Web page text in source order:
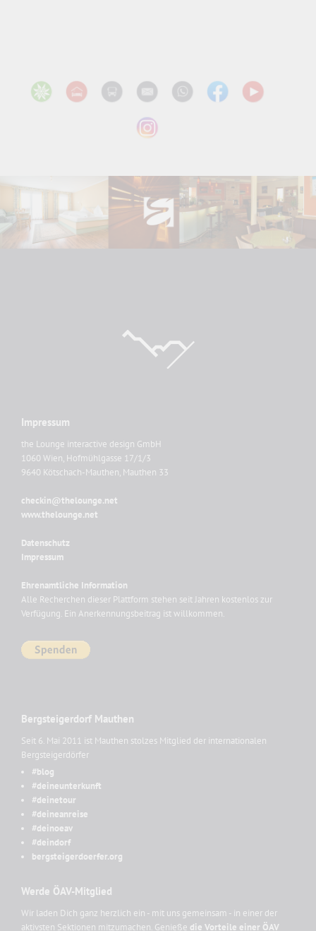
Impressum
the Lounge interactive design GmbH
1060 Wien, Hofmühlgasse 17/1/3
9640 Kötschach-Mauthen, Mauthen 33
checkin@thelounge.net
www.thelounge.net
Datenschutz
Impressum
Ehrenamtliche Information
Alle Recherchen dieser Plattform stehen seit Jahren kostenlos zur
Verfügung. Ein Anerkennungsbeitrag ist willkommen.
Bergsteigerdorf Mauthen
Seit 6. Mai 2011 ist Mauthen stolzes Mitglied der internationalen
Bergsteigerdörfer
#blog
#deineunterkunft
#deinetour
#deineanreise
#deinoeav
#deindorf
bergsteigerdoerfer.org
Werde ÖAV-Mitglied
Wir laden Dich ganz herzlich ein - mit uns gemeinsam - in einer der
aktivsten Sektionen mitzumachen. Genieße die Vorteile einer ÖAV